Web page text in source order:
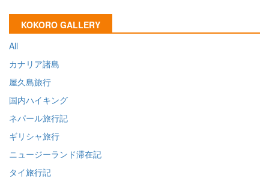
KOKORO GALLERY
All
カナリア諸島
屋久島旅行
国内ハイキング
ネパール旅行記
ギリシャ旅行
ニュージーランド滞在記
タイ旅行記